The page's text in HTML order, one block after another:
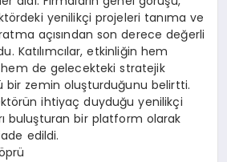
yenilikçi projeleri tanıma ve
açısından son derece değerli
Katılımcılar, etkinliğin hem
hem de gelecekteki stratejik
bir zemin oluşturduğunu belirtti.
ihtiyaç duyduğu yenilikçi
buluşturan bir platform olarak
edildi.